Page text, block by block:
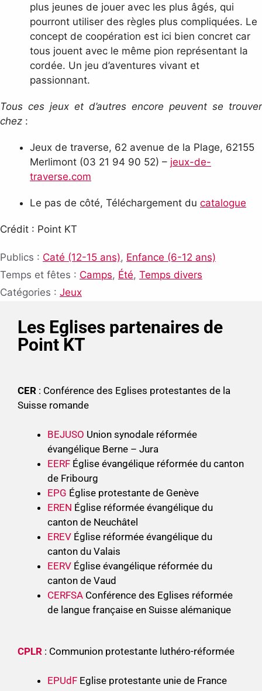
plus jeunes de jouer avec les plus âgés, qui
pourront utiliser des règles plus compliquées. Le
concept de coopération est ici bien concret car
tous jouent avec le même pion représentant la
cordée. Un jeu d’aventures vivant et
passionnant.
Tous ces jeux et d’autres encore peuvent se trouver
chez :
Jeux de traverse, 62 avenue de la Plage, 62155
Merlimont (03 21 94 90 52) – jeux-de-
traverse.com
Le pas de côté, Téléchargement du catalogue
Crédit : Point KT
Publics : Caté (12-15 ans), Enfance (6-12 ans)
Temps et fêtes : Camps, Été, Temps divers
Catégories : Jeux
Les Eglises partenaires de
Point KT
CER : Conférence des Eglises protestantes de la
Suisse romande
BEJUSO Union synodale réformée
évangélique Berne – Jura
EERF Église évangélique réformée du canton
de Fribourg
EPG Église protestante de Genève
EREN Église réformée évangélique du
canton de Neuchâtel
EREV Église réformée évangélique du
canton du Valais
EERV Église évangélique réformée du
canton de Vaud
CERFSA Conférence des Eglises réformée
de langue française en Suisse alémanique
CPLR : Communion protestante luthéro-réformée
EPUdF Eglise protestante unie de France